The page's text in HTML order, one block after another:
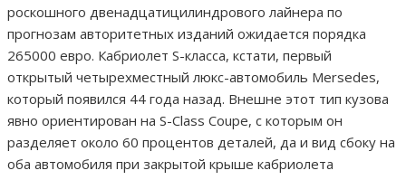
роскошного двенадцатицилиндрового лайнера по
прогнозам авторитетных изданий ожидается порядка
265000 евро. Кабриолет S-класса, кстати, первый
открытый четырехместный люкс-автомобиль Mersedes,
который появился 44 года назад. Внешне этот тип кузова
явно ориентирован на S-Class Coupe, с которым он
разделяет около 60 процентов деталей, да и вид сбоку на
оба автомобиля при закрытой крыше кабриолета